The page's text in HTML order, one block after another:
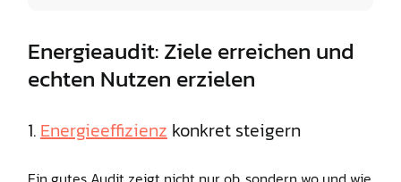
Energieaudit: Ziele erreichen und
echten Nutzen erzielen
1.Energieeffizienzkonkret steigern